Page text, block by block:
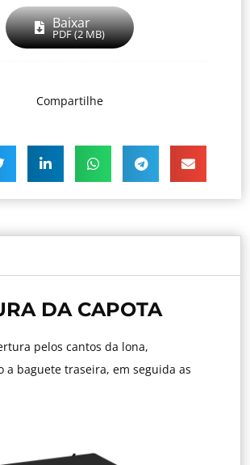
Baixar
PDF (2 MB)
Compartilhe
DA CAPOTA
pelos cantos da lona,
a baguete traseira, em seguida as